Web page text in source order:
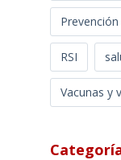
RSI
Vacunas y